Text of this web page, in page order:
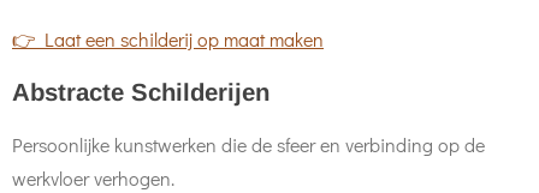
👉 Laat een schilderij op maat maken
Abstracte Schilderijen
Persoonlijke kunstwerken die de sfeer en verbinding op de
werkvloer verhogen.